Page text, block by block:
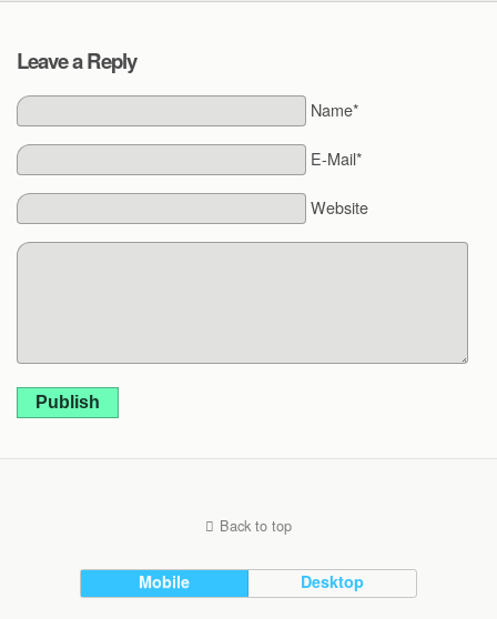
Leave a Reply
Name*
E-Mail*
Website
Publish
Back to top
Mobile Desktop